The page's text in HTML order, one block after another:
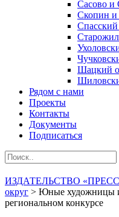
Сасово и
Скопин и
Спасский
Шацкий
Рядом с нами
Проекты
Контакты
Документы
Подписаться
ИЗДАТЕЛЬСТВО
округ > Юные художницы
региональном конкурсе